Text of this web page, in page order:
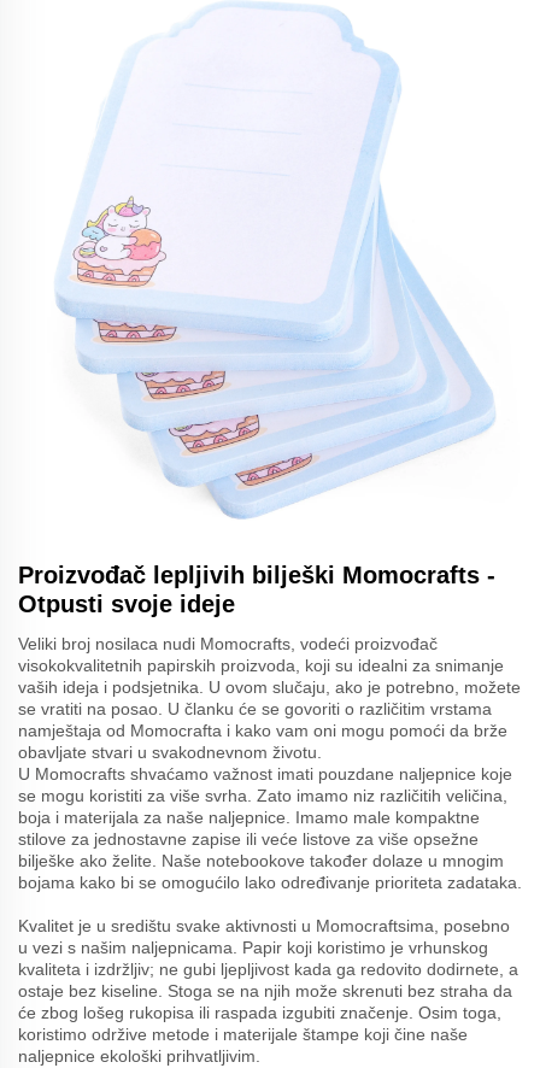
Proizvođač lepljivih bilješki Momocrafts -
Otpusti svoje ideje
Veliki broj nosilaca nudi Momocrafts, vodeći proizvođač
visokokvalitetnih papirskih proizvoda, koji su idealni za snimanje
vaših ideja i podsjetnika. U ovom slučaju, ako je potrebno, možete
se vratiti na posao. U članku će se govoriti o različitim vrstama
namještaja od Momocrafta i kako vam oni mogu pomoći da brže
obavljate stvari u svakodnevnom životu.
U Momocrafts shvaćamo važnost imati pouzdane naljepnice koje
se mogu koristiti za više svrha. Zato imamo niz različitih veličina,
boja i materijala za naše naljepnice. Imamo male kompaktne
stilove za jednostavne zapise ili veće listove za više opsežne
bilješke ako želite. Naše notebookove također dolaze u mnogim
bojama kako bi se omogućilo lako određivanje prioriteta zadataka.
Kvalitet je u središtu svake aktivnosti u Momocraftsima, posebno
u vezi s našim naljepnicama. Papir koji koristimo je vrhunskog
kvaliteta i izdržljiv; ne gubi ljepljivost kada ga redovito dodirnete, a
ostaje bez kiseline. Stoga se na njih može skrenuti bez straha da
će zbog lošeg rukopisa ili raspada izgubiti značenje. Osim toga,
koristimo održive metode i materijale štampe koji čine naše
naljepnice ekološki prihvatljivim.